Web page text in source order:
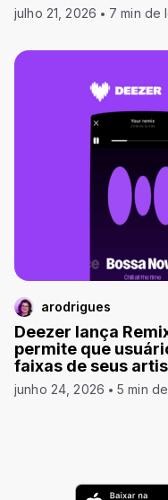
julho 21, 2026 7 min de
arodrigues
Deezer lança
permite que
faixas de seus
junho 24, 2026 5 min